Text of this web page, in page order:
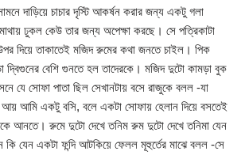
দাড়িয়ে চাচার দৃস্টি আকর্ষন করার জন্য একটু গলা
ঢুকল কেউ তার জন্য অপেক্ষা করছে। সে পত্রিকাটা
দিয়ে তাকাতেই মজিদ রুমের কথা জনতে চাইল। পিক
দ্বিগুনের বেশি গুনতে হল তাদেরকে। মজিদ দুটো কামড়া বুক
যে সোফা পাতা ছিল সেখানটায় বসে রাজুকে বলল -যা
আয় আমি একটু বসি, বলে একটা সোফায় হেলান দিয়ে বসতেই
আনতে। রুমে দুটো দেখে তনিম রুম দুটো দেখে তনিমা যেন
যেন একটা ফন্দি আটকিয়ে ফেলল মূহুর্তের মাঝে বলল -সে